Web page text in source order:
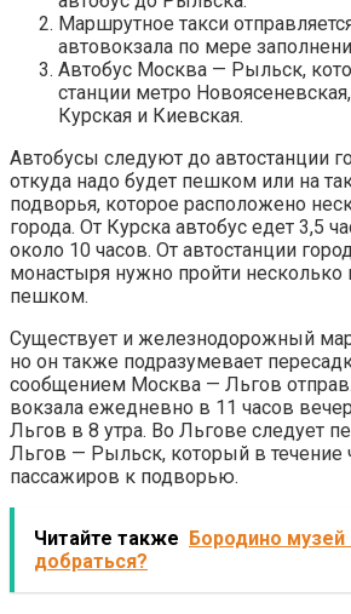
Маршрутное такси
автовокзала по мере
Автобус Москва — Рыльск,
станции метро
Курская и Киевская.
Автобусы следуют до автостанции
откуда надо будет пешком или на
подворья, которое расположено
города. От Курска автобус едет 3,5
около 10 часов. От автостанции
монастыря нужно пройти несколько
пешком.
Существует и железнодорожный
но он также подразумевает
сообщением Москва — Льгов
вокзала ежедневно в 11 часов
Льгов в 8 утра. Во Льгове следует
Льгов — Рыльск, который в течение
пассажиров к подворью.
Читайте также Бородино музей
добраться?